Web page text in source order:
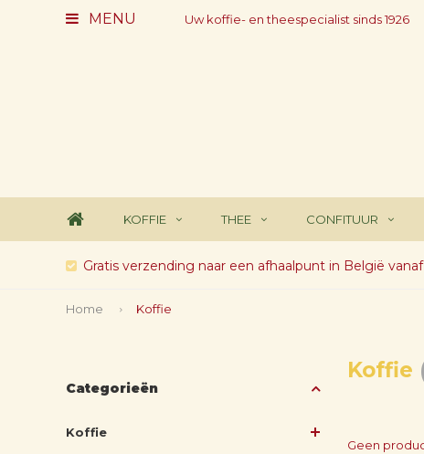
MENU Uw koffie- en theespecialist sinds 1926
KOFFIE THEE CONFITUUR
Gratis verzending naar een afhaalpunt in België
Home Koffie
Categorieën
Koffie
Koffie
Geen